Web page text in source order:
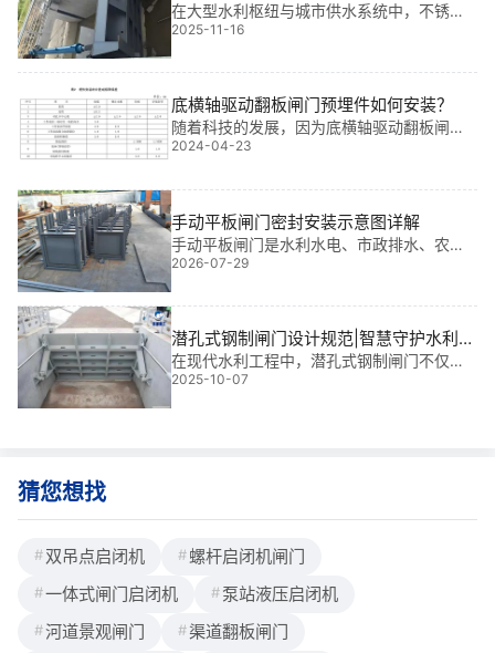
标准说明|智控未来，安全护航
在大型水利枢纽与城市供水系统中，不锈钢
渠道闸门不仅是水流调控的关键设备，更是
保障工程安全运行的“守门人”。我有多年金属
结构设计与现场安装经验，参与过多个大型
项目，深知一个可靠、智能的闸门系统对整
2025-11-16
底横轴驱动翻板闸门预埋件如何安装？
随着科技的发展，因为底横轴驱动翻板闸门
安装施工简便，泄洪能力强，同时安装维护
等多种功能，被广泛应用各种市政河道、景
观河道、小型水电站等水利工程中，那么底
横轴驱动翻板闸门预埋件该如何安装呢？铄
洋重工梳理如下1、期混凝土锚板(栓)预埋，
根据施工图在模板上划线固定锚板(栓
2024-04-23
手动平板闸门密封安装示意图详解
手动平板闸门是水利水电、市政排水、农田
灌溉等工程中广泛应用的截流与调节设备，
用寿命。密封安装作为闸门安装的核心环
节，涉及密封件选型、安装工艺、间隙控
制、验收标准等多个技术要点。本文按照钢
制平板闸门和铸铁平板闸门两大类，分别详
2026-07-29
潜孔式钢制闸门设计规范|智慧守护水利命
脉的“钢铁卫士”
在现代水利工程中，潜孔式钢制闸门不仅是
水库挡水系统的核心部件，更是电站泄洪、
2025-10-07
猜您想找
双吊点启闭机
螺杆启闭机闸门
一体式闸门启闭机
泵站液压启闭机
河道景观闸门
渠道翻板闸门